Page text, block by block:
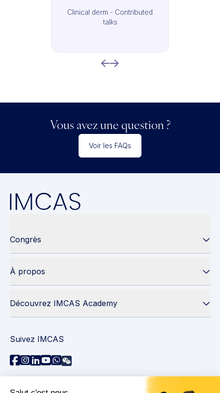
Clinical derm - Contributed
talks
Vous avez une question ?
Voir les FAQs
Congrès
À propos
Découvrez IMCAS Academy
Suivez IMCAS
Besoin d'aide ?